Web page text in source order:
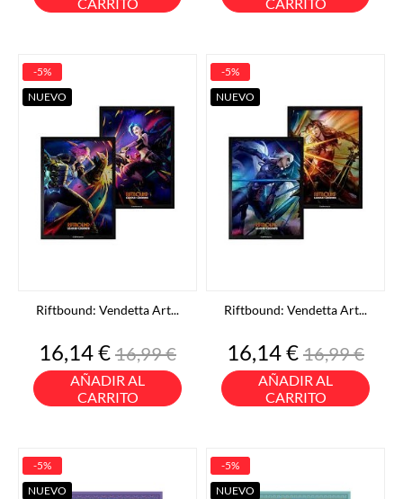
Riftbound: Vendetta Art...
Precio
16,14 €Precio
base
16,99 €
AÑADIR AL
CARRITO
-5%
NUEVO
Riftbound: Vendetta Art...
Precio
16,14 €Precio
base
16,99 €
AÑADIR AL
CARRITO
-5%
NUEVO
-5%
NUEVO
-5%
NUEVO